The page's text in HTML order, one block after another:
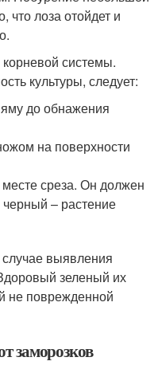
что лоза отойдет и
системы.
культуры, следует:
до обнажения
на поверхности
среза. Он должен
– растение
случае выявления
зеленый их
не поврежденной
заморозков